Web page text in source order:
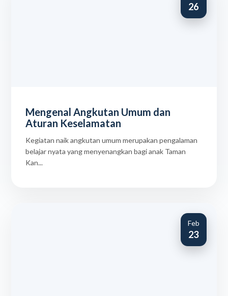
26
Mengenal Angkutan Umum dan
Aturan Keselamatan
Kegiatan naik angkutan umum merupakan pengalaman
belajar nyata yang menyenangkan bagi anak Taman
Kan...
Feb
23